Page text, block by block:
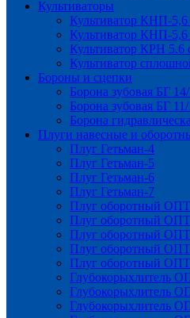
Культиваторы
Культиватор КНП-5,6
Культиватор КНП-5,6
Культиватор КРН
Культиватор
Бороны и сцепки
Борона зубовая БГ
Борона зубовая БГ
Борона
Плуги навесные и
Плуг Гетьман-4
Плуг Гетьман-5
Плуг Гетьман-6
Плуг Гетьман-7
Плуг оборотный
Плуг оборотный
Плуг оборотный
Плуг оборотный
Плуг оборотный
Глубокорыхлитель
Глубокорыхлитель
Глубокорыхлитель